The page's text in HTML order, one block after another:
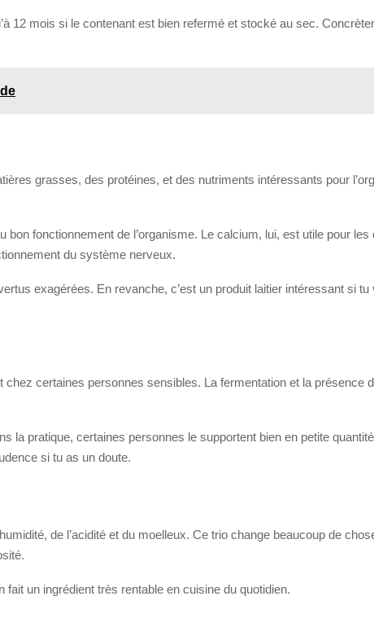
12 mois si le contenant est bien refermé et stocké au sec.
grasses, des protéines, et des nutriments intéressants pour
fonctionnement de l’organisme. Le calcium, lui, est utile pour
du système nerveux.
exagérées. En revanche, c’est un produit laitier intéressant si
certaines personnes sensibles. La fermentation et la présence
la pratique, certaines personnes le supportent bien en petite
si tu as un doute.
de l’acidité et du moelleux. Ce trio change beaucoup de
un ingrédient très rentable en cuisine du quotidien.